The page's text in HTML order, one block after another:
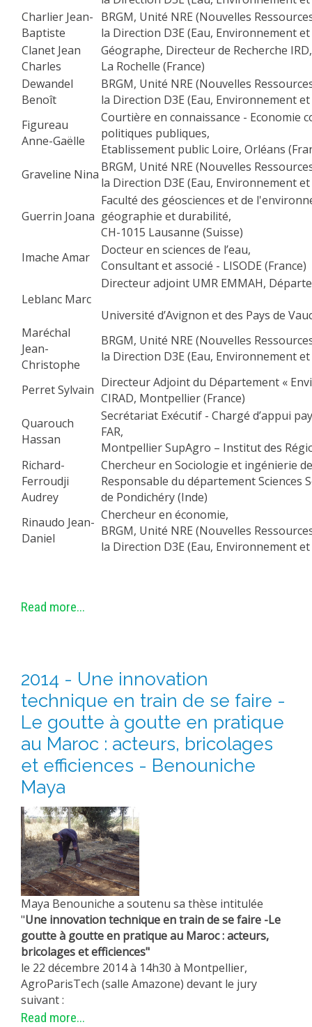
Charlier Jean-
Baptiste
BRGM, Unité NRE (Nouvelles
la Direction D3E (Eau, Environnement
Clanet Jean
Charles
Géographe, Directeur de Recherche IRD,
La Rochelle (France)
Dewandel
Benoît
BRGM, Unité NRE (Nouvelles
la Direction D3E (Eau, Environnement
Figureau
Anne-Gaëlle
Courtière en connaissance - Economie
politiques publiques,
Etablissement public Loire, Orléans
Graveline Nina BRGM, Unité NRE (Nouvelles
la Direction D3E (Eau, Environnement
Guerrin Joana
Faculté des géosciences et de
géographie et durabilité,
CH-1015 Lausanne (Suisse)
Imache Amar
Docteur en sciences de l’eau,
Consultant et associé - LISODE (France)
Leblanc Marc
Directeur adjoint UMR EMMAH,
Université d’Avignon et des Pays de
Maréchal
Jean-
Christophe
BRGM, Unité NRE (Nouvelles
la Direction D3E (Eau, Environnement
Perret Sylvain Directeur Adjoint du Département «
CIRAD, Montpellier (France)
Quarouch
Hassan
Secrétariat Exécutif - Chargé d’appui
FAR,
Montpellier SupAgro – Institut des
Richard-
Ferroudji
Audrey
Chercheur en Sociologie et ingénierie
Responsable du département Sciences
de Pondichéry (Inde)
Rinaudo Jean-
Daniel
Chercheur en économie,
BRGM, Unité NRE (Nouvelles
la Direction D3E (Eau, Environnement
Read more...
2014 - Une innovation
technique en train de se faire -
Le goutte à goutte en pratique
au Maroc : acteurs, bricolages
et efficiences - Benouniche
Maya
Maya Benouniche a soutenu sa thèse intitulée
"Une innovation technique en train de se faire -Le
goutte à goutte en pratique au Maroc : acteurs,
bricolages et efficiences"
le 22 décembre 2014 à 14h30 à Montpellier,
AgroParisTech (salle Amazone) devant le jury
suivant :
Read more...